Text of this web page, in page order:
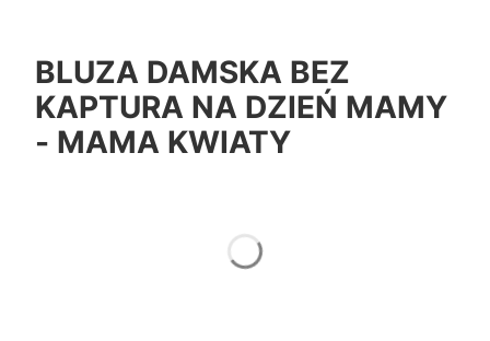
BLUZA DAMSKA BEZ
KAPTURA NA DZIEŃ MAMY
- MAMA KWIATY